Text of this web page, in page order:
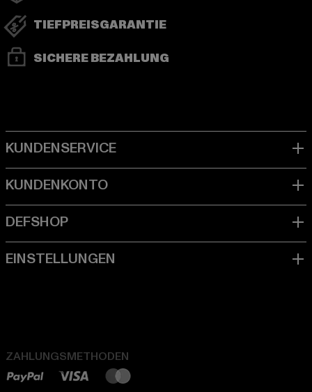
TIEFPREISGARANTIE
SICHERE BEZAHLUNG
ZAHLUNGSMETHODEN